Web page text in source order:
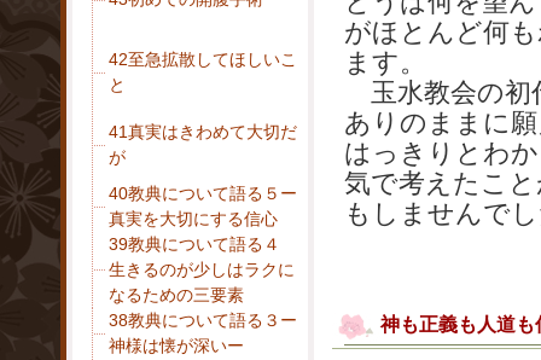
42至急拡散してほしいこ
と
41真実はきわめて大切だ
が
40教典について語る５ー
真実を大切にする信心
39教典について語る４
生きるのが少しはラクに
なるための三要素
38教典について語る３ー
神様は懐が深いー
がほとんど何
ます。
玉水教会の初
ありのままに
はっきりとわ
気で考えたこ
もしませんで
神も正義も人道